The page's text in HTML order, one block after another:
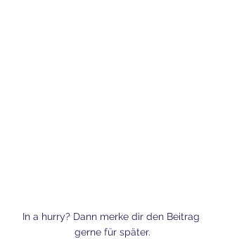
In a hurry? Dann merke dir den Beitrag
gerne für später.